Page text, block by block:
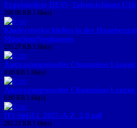
Ergebnisliste DESV-Talentsichtung
290.98 KB 1 file(s)
Kinderstockschießen in der
München/Neuhausen
253.27 KB 1 file(s)
Austragungsmodus Champions
0.00 KB 1 file(s)
Austragungsmodus Champions
0.00 KB 1 file(s)
IFI-SpGLi_2025-A-Z_2.0.pdf
292.22 KB 1 file(s)